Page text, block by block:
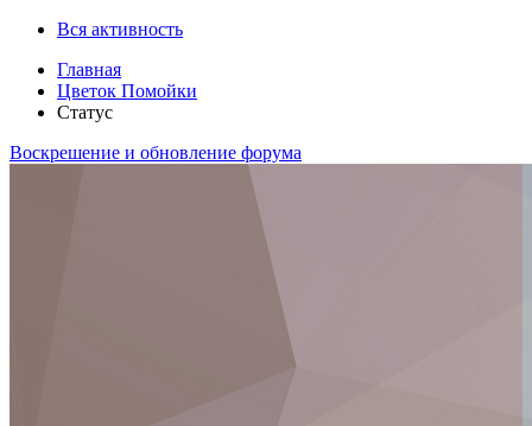
Вся активность
Главная
Цветок Помойки
Статус
Воскрешение и обновление форума